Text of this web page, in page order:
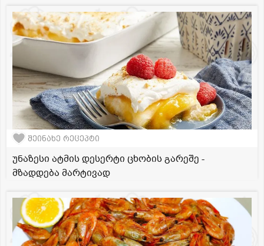
შეინახე რეცეპტი
უნაზესი ატმის დესერტი ცხობის გარეშე -
მზადდება მარტივად